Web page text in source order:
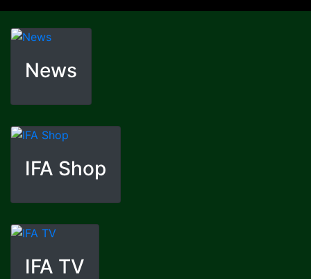
News
IFA Shop
IFA TV